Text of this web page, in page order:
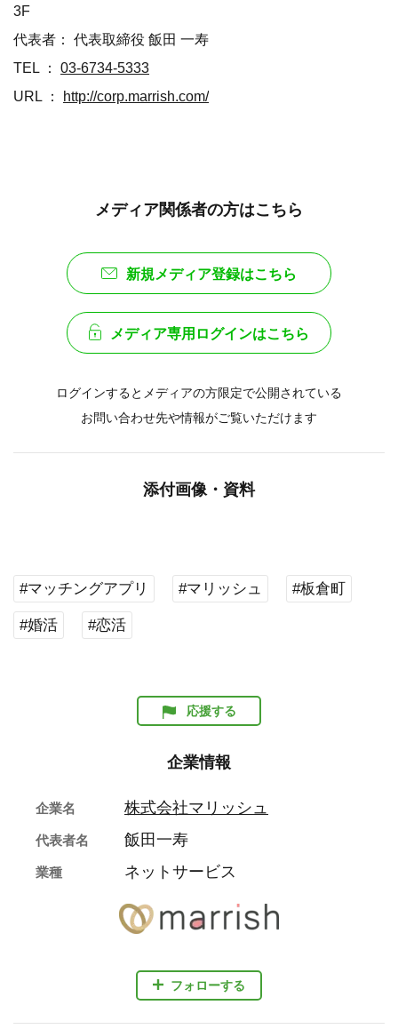
3F
代表者： 代表取締役 飯田 一寿
TEL ： 03-6734-5333
URL ：
http://corp.marrish.com/
メディア関係者の方はこちら
新規メディア登録はこちら
メディア専用ログインはこちら
ログインするとメディアの方限定で公開されている
お問い合わせ先や情報がご覧いただけます
添付画像・資料
#マッチングアプリ #マリッシュ #板倉町
#婚活 #恋活
応援する
企業情報
フォローする
企業名 株式会社マリッシュ
代表者名 飯田一寿
業種 ネットサービス